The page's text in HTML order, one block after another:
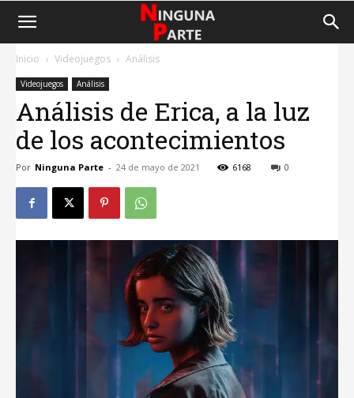
Inicio Videojuegos Análisis
Videojuegos Análisis
Análisis de Erica, a la luz
de los acontecimientos
Por Ninguna Parte - 24 de mayo de 2021 6168 0